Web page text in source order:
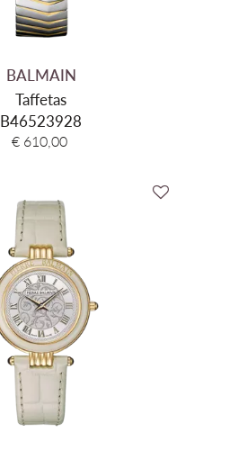
BALMAIN
Taffetas
B46523928
€ 610,00